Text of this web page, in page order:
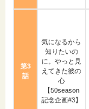
第3
話
気になるから
知りたいの
に。やっと見
えてきた彼の
心
【50season
記念企画#3】